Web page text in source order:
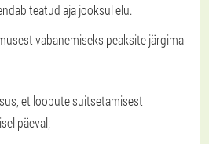
teatud aja jooksul elu.
vabanemiseks peaksite järgima
et loobute suitsetamisest
päeval;